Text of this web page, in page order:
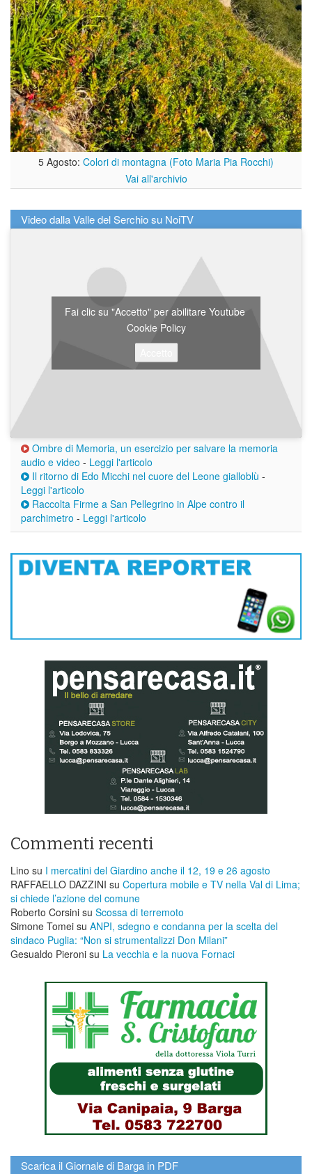
5 Agosto: Colori di montagna (Foto Maria Pia Rocchi)
Vai all'archivio
Video dalla Valle del Serchio su NoiTV
Fai clic su "Accetto" per abilitare Youtube
Cookie Policy
Ombre di Memoria, un esercizio per salvare la memoria
audio e video - Leggi l'articolo
Il ritorno di Edo Micchi nel cuore del Leone gialloblù -
Leggi l'articolo
Raccolta Firme a San Pellegrino in Alpe contro il
parchimetro - Leggi l'articolo
Commenti recenti
Lino su I mercatini del Giardino anche il 12, 19 e 26 agosto
RAFFAELLO DAZZINI su ​Copertura mobile e TV nella Val di Lima;
si chiede l’azione del comune
Roberto Corsini su Scossa di terremoto
Simone Tomei su ANPI, sdegno e condanna per la scelta del
sindaco Puglia: “Non si strumentalizzi Don Milani”
Gesualdo Pieroni su La vecchia e la nuova Fornaci
Scarica il Giornale di Barga in PDF